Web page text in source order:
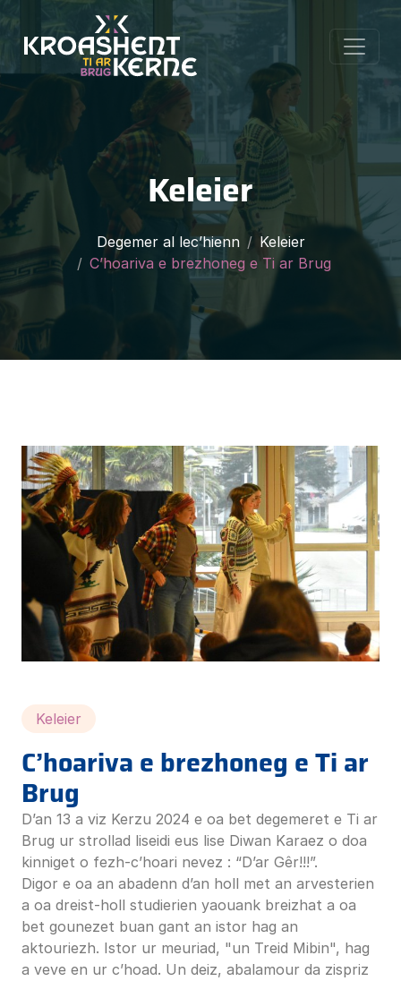
Keleier
Degemer al lec’hienn
Keleier
C’hoariva e brezhoneg e Ti ar Brug
Keleier
C’hoariva e brezhoneg e Ti ar
Brug
D’an 13 a viz Kerzu 2024 e oa bet degemeret e Ti ar
Brug ur strollad liseidi eus lise Diwan Karaez o doa
kinniget o fezh-c’hoari nevez : “D’ar Gêr!!!”.
Digor e oa an abadenn d’an holl met an arvesterien
a oa dreist-holl studierien yaouank breizhat a oa
bet gounezet buan gant an istor hag an
aktouriezh. Istor ur meuriad, "un Treid Mibin", hag
a veve en ur c’hoad. Un deiz, abalamour da zispriz